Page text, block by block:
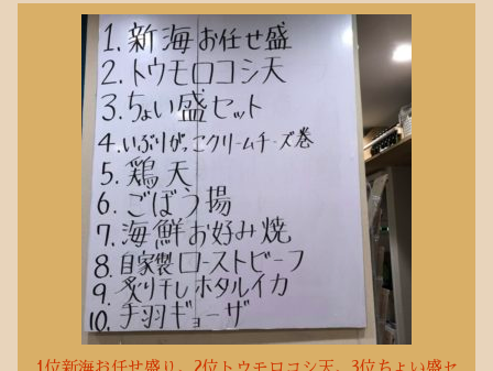
1位新海お任せ盛り、2位トウモロコシ天、3位ちょい盛セ